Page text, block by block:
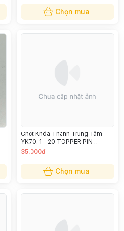
Chọn mua
Chốt Khóa Thanh Trung Tâm
YK70. 1 - 20 TOPPER PIN
CONNECTING M20 X 11CM
35.000đ
Chọn mua